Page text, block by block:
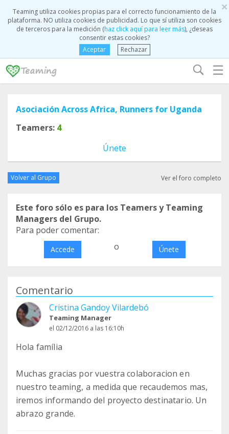
×
Teaming utiliza cookies propias para el correcto funcionamiento de la
plataforma. NO utiliza cookies de publicidad. Lo que sí utiliza son cookies
de terceros para la medición (haz click aquí para leer más), ¿deseas
consentir estas cookies?
Aceptar
Rechazar
☰
Asociación Across Africa, Runners for Uganda
Teamers: 4
Únete
Volver al Grupo Ver el foro completo
Este foro sólo es para los Teamers y Teaming
Managers del Grupo.
Para poder comentar:
Accede o Únete
Comentario
Cristina Gandoy Vilardebó
Teaming Manager
el 02/12/2016 a las 16:10h
Hola família
Muchas gracias por vuestra colaboracion en
nuestro teaming, a medida que recaudemos mas,
iremos informando del proyecto destinatario. Un
abrazo grande.